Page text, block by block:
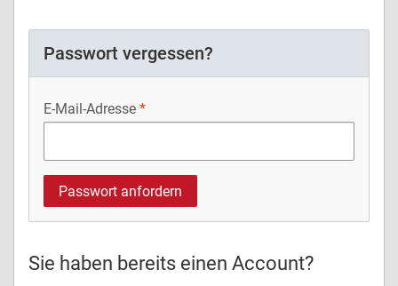
Passwort vergessen?
E-Mail-Adresse
Sie haben bereits einen Account?